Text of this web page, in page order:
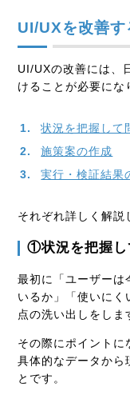
UI/UXを改善
UI/UXの改善には、
けることが必要にな
状況を把握して
施策案の作成
実行・検証結果
それぞれ詳しく解説
①状況を把握し
最初に「ユーザーは
いるか」「使いにく
点の洗い出しをしま
その際にポイントに
具体的なデータから
とです。